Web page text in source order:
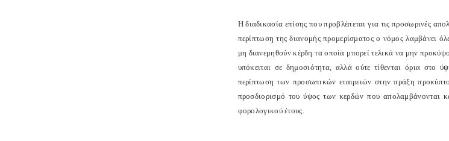
Η διαδικασία επίσης που προβλέπεται για τις προσωρινές
περίπτωση της διανομής προμερίσματος ο νόμος λαμβάνει
μη διανεμηθούν κέρδη τα οποία μπορεί τελικά να μην
υπόκειται σε δημοσιότητα, αλλά ούτε τίθενται όρια
περίπτωση των προσωπικών εταιρειών στην πράξη
προσδιορισμό του ύψος των κερδών που απολαμβάνονται
φορολογικού έτους.